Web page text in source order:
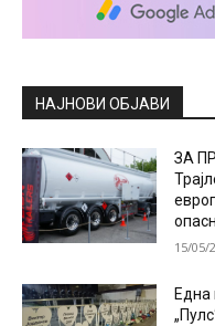
НАЈНОВИ ОБЈАВИ
ЗА
15/05/
Една